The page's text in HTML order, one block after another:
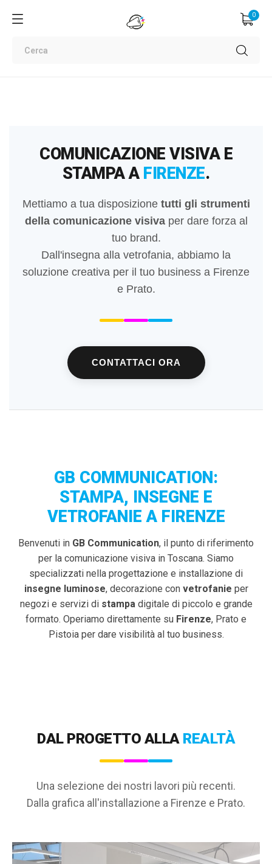
0
COMUNICAZIONE VISIVA E
STAMPA A FIRENZE.
Mettiamo a tua disposizione tutti gli strumenti
della comunicazione visivaper dare forza al
tuo brand.
Dall'insegna alla vetrofania, abbiamo la
soluzione creativa per il tuo business a Firenze
e Prato.
CONTATTACI ORA
GB COMMUNICATION:
STAMPA, INSEGNE E
VETROFANIE A FIRENZE
Benvenuti in GB Communication, il punto di riferimento
per la comunicazione visiva in Toscana. Siamo
specializzati nella progettazione e installazione di
insegne luminose, decorazione con vetrofanie per
negozi e servizi di stampadigitale di piccolo e grande
formato. Operiamo direttamente su Firenze, Prato e
Pistoia per dare visibilità al tuo business.
DAL PROGETTO ALLA REALTÀ
Una selezione dei nostri lavori più recenti.
Dalla grafica all'installazione a Firenze e Prato.